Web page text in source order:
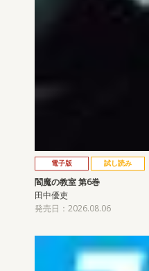
電子版 試し読み
閻魔の教室 第6巻
田中優吏
発売日：2026.08.06